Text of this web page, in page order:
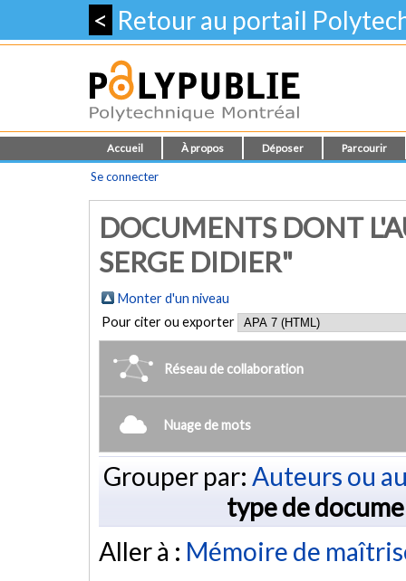
< Retour au portail
Accueil À propos Déposer Parcourir
Se connecter
DOCUMENTS DONT
SERGE DIDIER"
Monter d'un niveau
Pour citer ou exporter
Réseau de collaboration
Nuage de mots
Grouper par: Auteurs ou
type de
Aller à : Mémoire de